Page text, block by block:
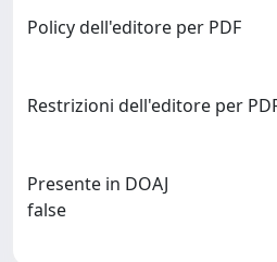
Policy dell'editore per PDF
Restrizioni dell'editore per
Presente in DOAJ